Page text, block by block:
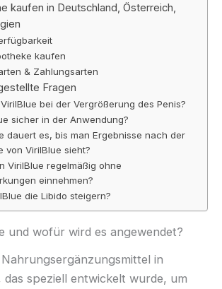
kaufen in Deutschland, Österreich,
kaufen
& Zahlungsarten
Fragen
bei der Vergrößerung des Penis?
sicher in der Anwendung?
dauert es, bis man Ergebnisse nach der
von VirilBlue sieht?
VirilBlue regelmäßig ohne
einnehmen?
die Libido steigern?
und wofür wird es angewendet?
in
speziell entwickelt wurde, um